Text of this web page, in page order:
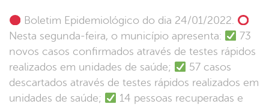
Boletim Epidemiológico do dia 24/01/2022.
Nesta segunda-feira, o município apresenta:
73
novos casos confirmados através de testes rápidos
realizados em unidades de saúde;
57 casos
descartados através de testes rápidos realizados em
unidades de saúde;
14 pessoas recuperadas e